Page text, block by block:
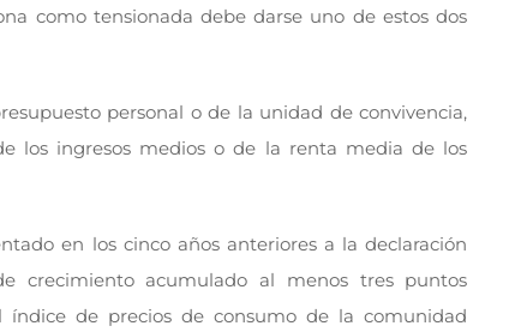
como tensionada debe darse uno de estos dos
personal o de la unidad de convivencia,
los ingresos medios o de la renta media de los
en los cinco años anteriores a la declaración
crecimiento acumulado al menos tres puntos
de precios de consumo de la comunidad